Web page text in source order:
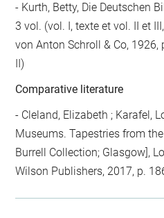
Kurth, Betty, Die Deutschen
3 vol. (vol. I, texte et vol. II et
von Anton Schroll & Co, 1926,
II)
Comparative literature
- Cleland, Elizabeth ; Karafel,
Museums. Tapestries from
Burrell Collection; Glasgow],
Wilson Publishers, 2017, p.